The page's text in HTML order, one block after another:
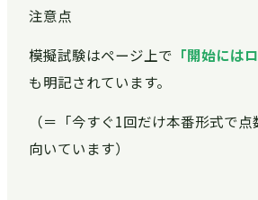
注意点
模擬試験はページ上で 「開始には
も明記されています。
（＝「今すぐ1回だけ本番形式で
向いています）